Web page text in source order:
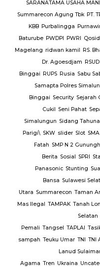
SARANATAMA USAHA
Summarecon Agung Tbk PT.
KBB Purbalingga
Baturube PWDPI PWRI
Magelang ridwan kamil RS.
Dr. Agoesdjam
Binggai RUPS Rusia Sabu
Samapta Polres
Binggai Security Sejarah
Cukil Seni Pahat
Simalungun Sidang
Parigi\ SKW slider Slot
Fatah SMP N 2
Berita Sosial SPRI
Panasonic Stunting
Bansa Sulawesi
Utara Summarecon Taman
Mas Ilegal TAMPAK Tanah
Selatan
Pemali Tangsel TAPLAI
sampah Teuku Umar TNI TNI
Lanud
Agama Tren Ukraina